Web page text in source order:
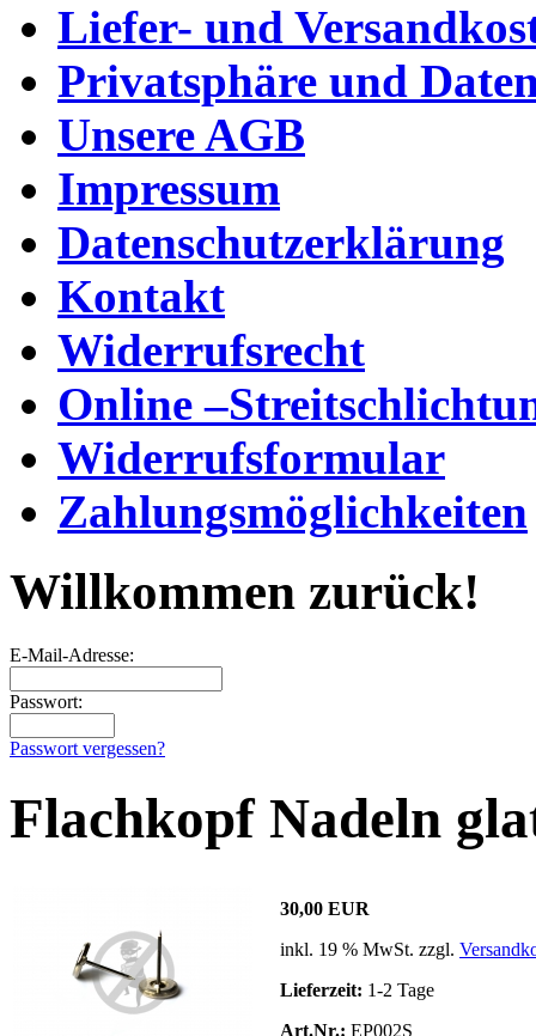
Liefer- und
Privatsphäre und
Unsere AGB
Impressum
Datenschutzerklärung
Kontakt
Widerrufsrecht
Online
Widerrufsformular
Zahlungsmöglichkeiten
Willkommen zurück!
E-Mail-Adresse:
Passwort:
Passwort vergessen?
Flachkopf Nadeln
30,00 EUR
inkl. 19 % MwSt. zzgl.
Lieferzeit: 1-2 Tage
Art.Nr.: EP002S